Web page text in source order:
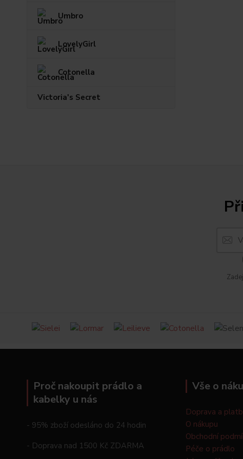
Umbro
LovelyGirl
Cotonella
Victoria's Secret
Proč nakoupit prádlo a
kabelky u nás
- 95% zboží odesláno do 24 hodin
- Doprava nad 1500 Kč ZDARMA
Vše o
Doprava a
O nákupu
Obchodní
Péče o prádlo